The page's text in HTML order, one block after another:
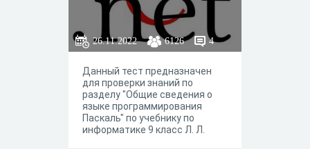
26.11.2022 6126 4
Данный тест предназначен
для проверки знаний по
разделу "Общие сведения о
языке программирования
Паскаль" по учебнику по
информатике 9 класс Л. Л.